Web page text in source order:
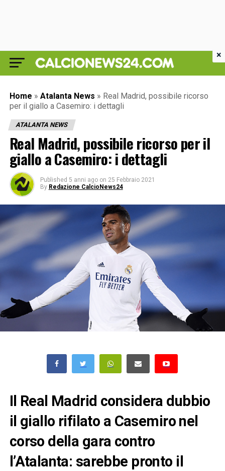
Home » Atalanta News » Real Madrid, possibile ricorso
per il giallo a Casemiro: i dettagli
ATALANTA NEWS
Real Madrid, possibile ricorso per il
giallo a Casemiro: i dettagli
Published 5 anni ago on 25 Febbraio 2021
By Redazione CalcioNews24
Il Real Madrid considera dubbio
il giallo rifilato a Casemiro nel
corso della gara contro
l’Atalanta: sarebbe pronto il
×